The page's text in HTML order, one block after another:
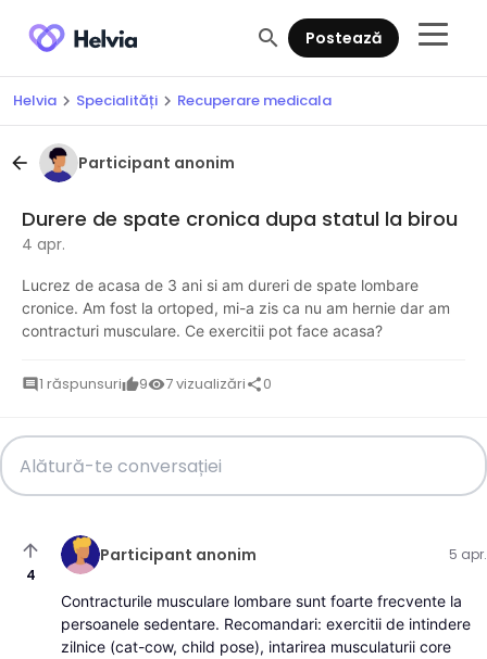
search Postează
Helvia chevron_right Specialități chevron_right Recuperare medicala
arrow_back Participant anonim
Durere de spate cronica dupa statul la birou
4 apr.
Lucrez de acasa de 3 ani si am dureri de spate lombare
cronice. Am fost la ortoped, mi-a zis ca nu am hernie dar am
contracturi musculare. Ce exercitii pot face acasa?
comment 1 răspunsurithumb_up9visibility7 vizualizărishare0
arrow_upward
4
Participant anonim 5 apr.
Contracturile musculare lombare sunt foarte frecvente la
persoanele sedentare. Recomandari: exercitii de intindere
zilnice (cat-cow, child pose), intarirea musculaturii core